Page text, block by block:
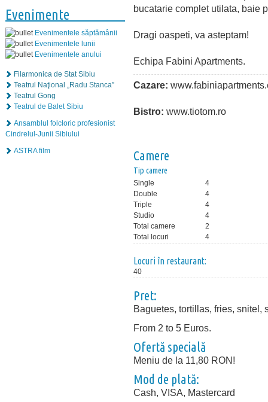
Evenimente
Evenimentele săptămânii
Evenimentele lunii
Evenimentele anului
Filarmonica de Stat Sibiu
Teatrul Naţional „Radu Stanca”
Teatrul Gong
Teatrul de Balet Sibiu
Ansamblul folcloric profesionist
Cindrelul-Junii Sibiului
ASTRA film
bucatarie complet utilata, baie
Dragi oaspeti, va asteptam!
Echipa Fabini Apartments.
Cazare:
Bistro: www.tiotom.ro
Camere
Tip camere
Single
4
Double
4
Triple
4
Studio
4
Total camere
2
Total locuri
4
Locuri în restaurant:
40
Pret:
Baguetes, tortillas, fries, snitel,
From 2 to 5 Euros.
Ofertă specială
Meniu de la 11,80 RON!
Mod de plată:
Cash, VISA, Mastercard